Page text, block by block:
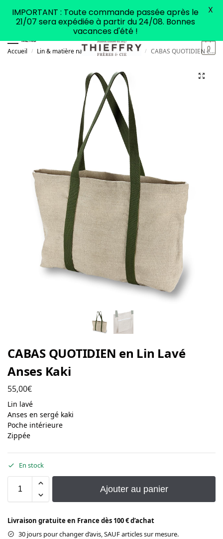
MENU
0
Accueil / Lin & matière naturelle / Sacs cabas / CABAS QUOTIDIEN en Lin Lavé Anses Kaki
CABAS QUOTIDIEN en Lin Lavé
Anses Kaki
55,00€
Lin lavé
Anses en sergé kaki
Poche intérieure
Zippée
En stock
Ajouter au panier
Livraison gratuite en France dès 100 € d’achat
30 jours pour changer d’avis, SAUF articles sur mesure.
IMPORTANT : Toute commande passée après le
21/07 sera expédiée à partir du 24/08. Bonnes
vacances d'été !
X